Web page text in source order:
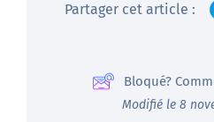
Partager cet article :
Bloqué?
Modifié le 8